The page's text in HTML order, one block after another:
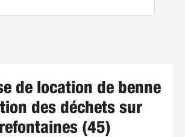
de location de benne
des déchets sur
(45)